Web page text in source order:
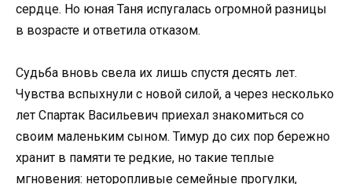
сердце. Но юная Таня испугалась огромной разницы
в возрасте и ответила отказом.
Судьба вновь свела их лишь спустя десять лет.
Чувства вспыхнули с новой силой, а через несколько
лет Спартак Васильевич приехал знакомиться со
своим маленьким сыном. Тимур до сих пор бережно
хранит в памяти те редкие, но такие теплые
мгновения: неторопливые семейные прогулки,